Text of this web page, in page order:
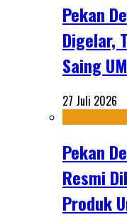
Pekan
Digelar,
Saing
27 Juli 2026
Pekan
Resmi
Produk